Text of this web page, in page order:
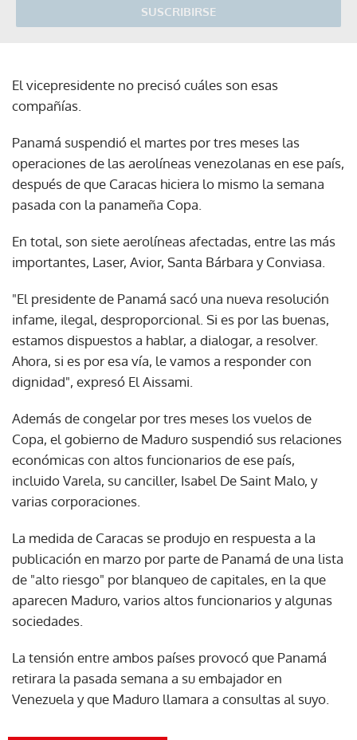
SUSCRIBIRSE
El vicepresidente no precisó cuáles son esas
compañías.
Panamá suspendió el martes por tres meses las
operaciones de las aerolíneas venezolanas en ese país,
después de que Caracas hiciera lo mismo la semana
pasada con la panameña Copa.
En total, son siete aerolíneas afectadas, entre las más
importantes, Laser, Avior, Santa Bárbara y Conviasa.
"El presidente de Panamá sacó una nueva resolución
infame, ilegal, desproporcional. Si es por las buenas,
estamos dispuestos a hablar, a dialogar, a resolver.
Ahora, si es por esa vía, le vamos a responder con
dignidad", expresó El Aissami.
Además de congelar por tres meses los vuelos de
Copa, el gobierno de Maduro suspendió sus relaciones
económicas con altos funcionarios de ese país,
incluido Varela, su canciller, Isabel De Saint Malo, y
varias corporaciones.
La medida de Caracas se produjo en respuesta a la
publicación en marzo por parte de Panamá de una lista
de "alto riesgo" por blanqueo de capitales, en la que
aparecen Maduro, varios altos funcionarios y algunas
sociedades.
La tensión entre ambos países provocó que Panamá
retirara la pasada semana a su embajador en
Venezuela y que Maduro llamara a consultas al suyo.